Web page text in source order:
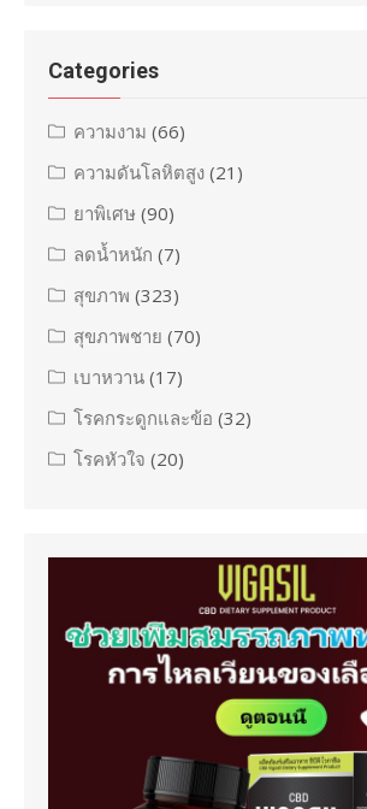
Categories
ความงาม (66)
ความดันโลหิตสูง (21)
ยาพิเศษ (90)
ลดน้ำหนัก (7)
สุขภาพ (323)
สุขภาพชาย (70)
เบาหวาน (17)
โรคกระดูกและข้อ (32)
โรคหัวใจ (20)